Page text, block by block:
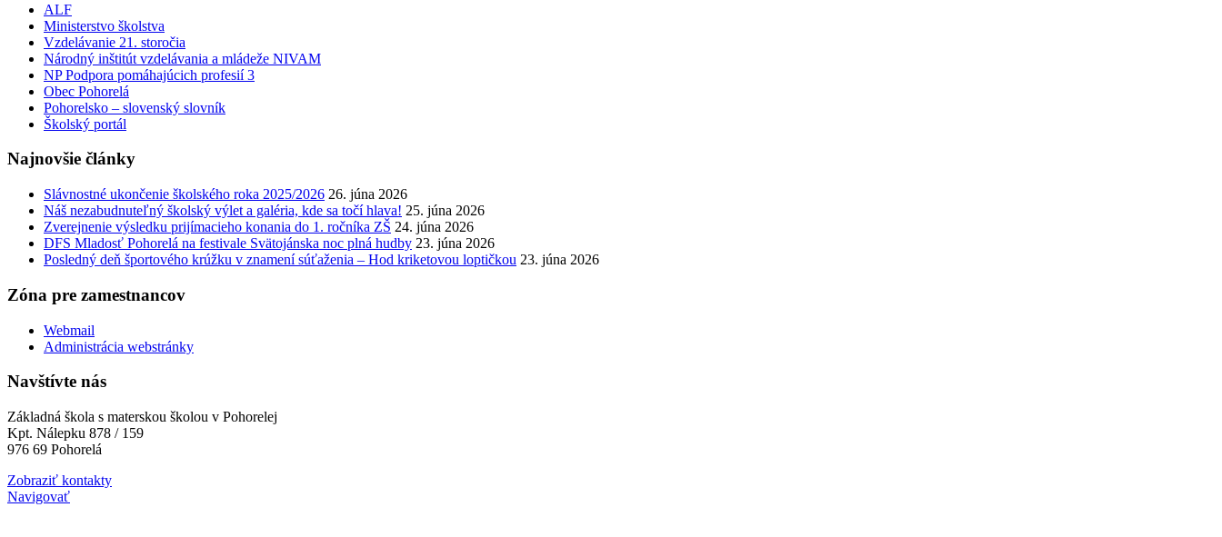
ALF
Ministerstvo školstva
Vzdelávanie 21. storočia
Národný inštitút vzdelávania a mládeže NIVAM
NP Podpora pomáhajúcich profesií 3
Obec Pohorelá
Pohorelsko – slovenský slovník
Školský portál
Najnovšie články
Slávnostné ukončenie školského roka 2025/2026 26. júna 2026
Náš nezabudnuteľný školský výlet a galéria, kde sa točí hlava! 25. júna 2026
Zverejnenie výsledku prijímacieho konania do 1. ročníka ZŠ 24. júna 2026
DFS Mladosť Pohorelá na festivale Svätojánska noc plná hudby 23. júna 2026
Posledný deň športového krúžku v znamení súťaženia – Hod kriketovou loptičkou 23. júna 2026
Zóna pre zamestnancov
Webmail
Administrácia webstránky
Navštívte nás
Základná škola s materskou školou v Pohorelej
Kpt. Nálepku 878 / 159
976 69 Pohorelá
Zobraziť kontakty
Navigovať